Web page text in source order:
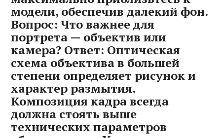
модели, обеспечив далекий фон.
Вопрос: Что важнее для
портрета — объектив или
камера? Ответ: Оптическая
схема объектива в большей
степени определяет рисунок и
характер размытия.
Композиция кадра всегда
должна стоять выше
технических параметров